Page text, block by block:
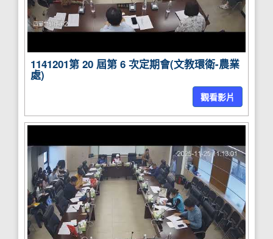
1141201第 20 屆第 6 次定期會(文教環衛-農業
處)
觀看影片